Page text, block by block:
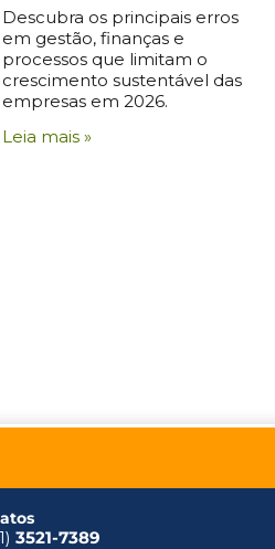
Descubra os principais erros
em gestão, finanças e
processos que limitam o
crescimento sustentável das
empresas em 2026.
Leia mais »
3521-7389